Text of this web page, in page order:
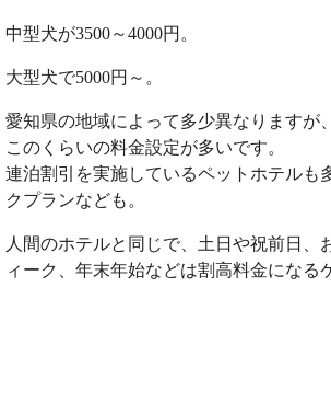
中型犬が3500～4000円。
大型犬で5000円～。
愛知県の地域によって多少異なりますが
このくらいの料金設定が多いです。
連泊割引を実施しているペットホテルも
クプランなども。
人間のホテルと同じで、土日や祝前日、
ィーク、年末年始などは割高料金になる